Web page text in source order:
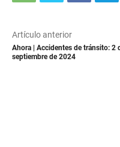
Artículo anterior
Ahora | Accidentes de tránsito: 2
septiembre de 2024